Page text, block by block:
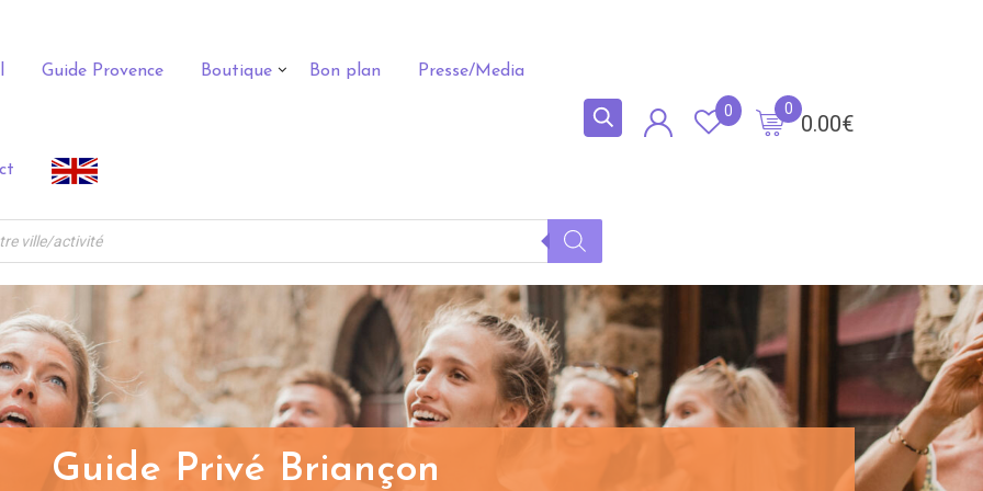
Guide Provence Boutique Bon plan Presse/Media
0.00€
0
0
Guide Privé Briançon